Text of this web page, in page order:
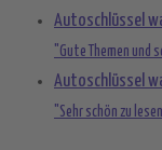
Autoschlüssel
"Gute Themen und
Autoschlüssel
"Sehr schön zu lesen